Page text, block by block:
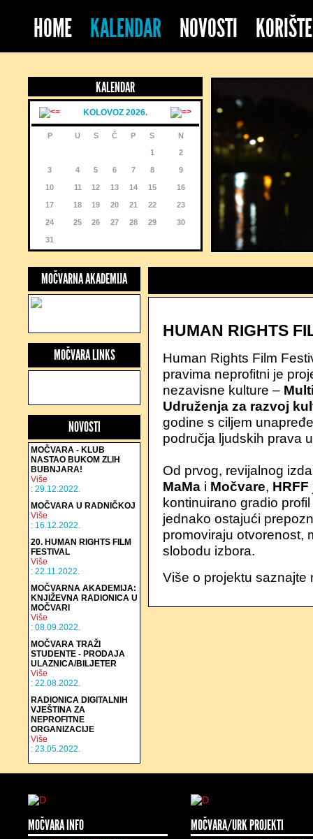
HOME KALENDAR NOVOSTI
KALENDAR
KOLOVOZ 2026.
P U S Č P S
N
1
2
3 4 5 6 7 8 9
10 11 12 13 14 15 16
17 18 19 20 21 22 23
24 25 26 27 28 29 30
31
HUMAN RIGHTS
Human Rights Film
pravima neprofitni je
nezavisne kulture –
Udruženja za razvoj
godine s ciljem
područja ljudskih prava
Od prvog, revijalnog
MaMa i Močvare, HRFF
kontinuirano gradio
jednako ostajući
promoviraju otvorenost,
slobodu izbora.
Više o projektu saznajte
MOČVARNA AKADEMIJA
MOČVARA LINKS
NOVOSTI
MOČVARA - KLUB
NASTAO BUKOM ZLIH
BUBNJARA!
Više
: 29.12.2022.
MOČVARA U RADNIČKOJ
Više
: 16.12.2022.
20. HUMAN RIGHTS FILM
FESTIVAL
Više
: 22.11.2022.
MOČVARNA AKADEMIJA:
KNJIŽEVNA RADIONICA U
MOČVARI
Više
: 08.09.2022.
MOČVARA TRAŽI
STUDENTE - PRODAJA
ULAZNICA/BILJETER
Više
: 22.08.2022.
RADIONICA DIGITALNIH
VJEŠTINA ZA
NEPROFITNE
ORGANIZACIJE
Više
: 23.05.2022.
MOČVARA INFO MOČVARA/URK PROJEKTI